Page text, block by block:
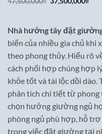
gốc
Nhà hướng tây đặt
biến của nhiều gia chủ khi
theo phong thủy. Hiểu rõ
cách phối hợp chúng hợp
khỏe tốt và tài lộc dồi dào.
phân tích chi tiết từ phong
chọn hướng giường ngủ
phòng ngủ phù hợp, hỗ trợ
trong việc đặt giường tại